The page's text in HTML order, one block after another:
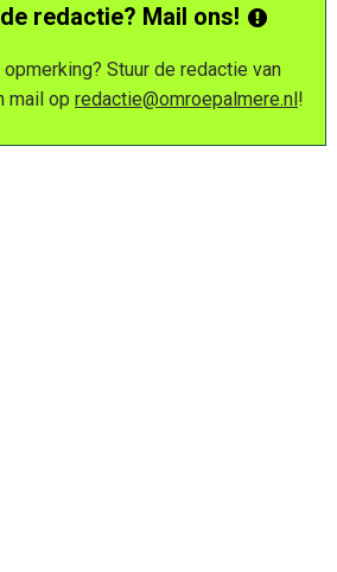
redactie? Mail ons!
Stuur de redactie van
mail op redactie@omroepalmere.nl!